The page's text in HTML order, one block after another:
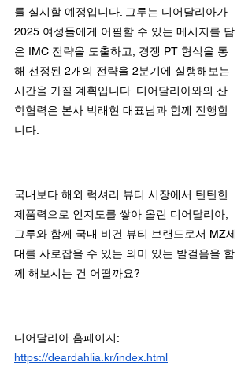
를 실시할 예정입니다. 그루는 디어달리아가
2025 여성들에게 어필할 수 있는 메시지를 담
은 IMC 전략을 도출하고, 경쟁 PT 형식을 통
해 선정된 2개의 전략을 2분기에 실행해보는
시간을 가질 계획입니다. 디어달리아와의 산
학협력은 본사 박래현 대표님과 함께 진행합
니다.
국내보다 해외 럭셔리 뷰티 시장에서 탄탄한
제품력으로 인지도를 쌓아 올린 디어달리아,
그루와 함께 국내 비건 뷰티 브랜드로서 MZ세
대를 사로잡을 수 있는 의미 있는 발걸음을 함
께 해보시는 건 어떨까요?
디어달리아 홈페이지:
https://deardahlia.kr/index.html